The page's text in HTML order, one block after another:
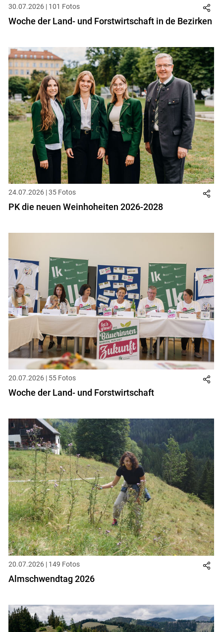
Skip to main content
30.07.2026 | 101 Fotos
Woche der Land- und Forstwirtschaft in de Bezirken
24.07.2026 | 35 Fotos
PK die neuen Weinhoheiten 2026-2028
20.07.2026 | 55 Fotos
Woche der Land- und Forstwirtschaft
20.07.2026 | 149 Fotos
Almschwendtag 2026